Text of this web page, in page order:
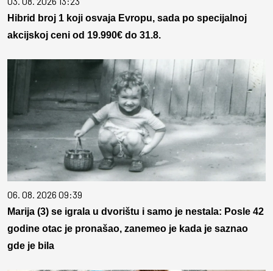
Hibrid broj 1 koji osvaja Evropu, sada po specijalnoj
akcijskoj ceni od 19.990€ do 31.8.
06. 08. 2026 09:39
Marija (3) se igrala u dvorištu i samo je nestala: Posle 42
godine otac je pronašao, zanemeo je kada je saznao
gde je bila